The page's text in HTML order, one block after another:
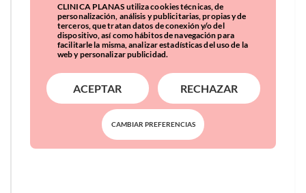
CLINICA PLANAS utiliza cookies técnicas, de
personalización, análisis y publicitarias, propias y de
terceros, que tratan datos de conexión y/o del
dispositivo, así como hábitos de navegación para
facilitarle la misma, analizar estadísticas del uso de la
web y personalizar publicidad.
ACEPTAR RECHAZAR
CAMBIAR PREFERENCIAS